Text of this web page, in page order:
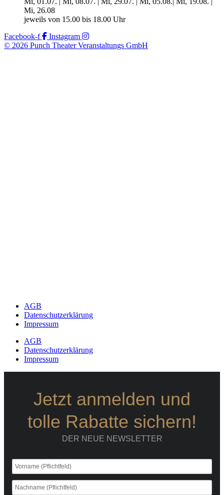
Mi, 26.08
jeweils von 15.00 bis 18.00 Uhr
Facebook-f
Instagram
© 2026 Punch Theater Veranstaltungs GmbH
AGB
Datenschutzerklärung
Impressum
AGB
Datenschutzerklärung
Impressum
Jetzt anmelden und
tolle Rabatte sichern!
DER NEUE NEWSLETTER